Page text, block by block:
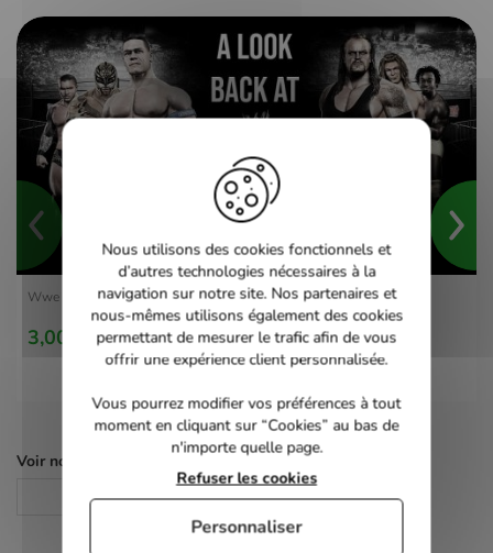
Wwe Smackdown vs Raw 2010 - Xbox 360
3,00 €
Voir nos autres pages :
Jeux Xbox 360
Nous utilisons des cookies fonctionnels et
d’autres technologies nécessaires à la
navigation sur notre site. Nos partenaires et
nous-mêmes utilisons également des cookies
permettant de mesurer le trafic afin de vous
offrir une expérience client personnalisée.
Vous pourrez modifier vos préférences à tout
moment en cliquant sur “Cookies” au bas de
n'importe quelle page.
Refuser les cookies
Personnaliser